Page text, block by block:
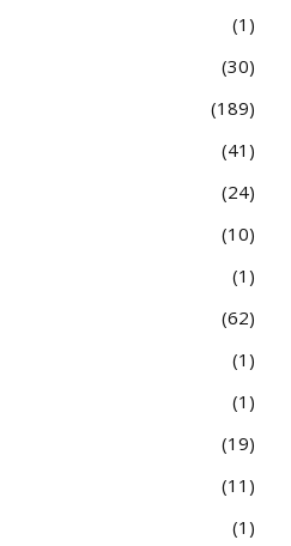
1
30
189
41
24
10
1
62
1
1
19
11
1